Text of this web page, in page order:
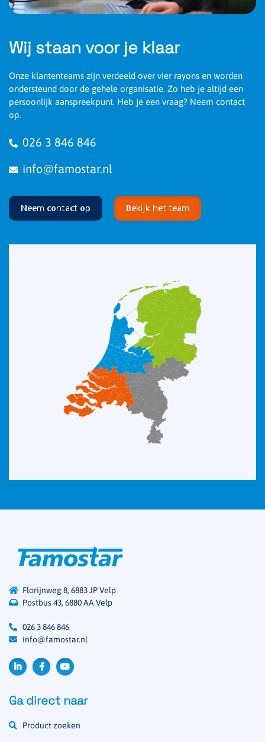
Wij staan voor je klaar
Onze klantenteams zijn verdeeld over vier rayons en worden
ondersteund door de gehele organisatie. Zo heb je altijd een
persoonlijk aanspreekpunt. Heb je een vraag? Neem contact
op.
026 3 846 846
info@famostar.nl
Neem contact op Bekijk het team
Florijnweg 8, 6883 JP Velp
Postbus 43, 6880 AA Velp
026 3 846 846
info@famostar.nl
Ga direct naar
Product zoeken